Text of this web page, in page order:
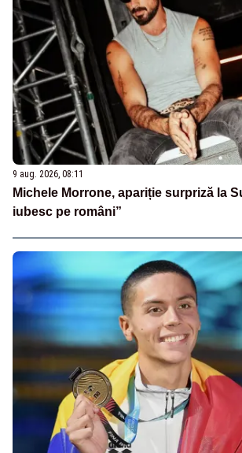
9 aug. 2026, 08:11
Michele Morrone, apariție surpriză la
iubesc pe români”